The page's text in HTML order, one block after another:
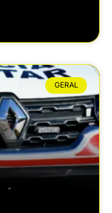
GERAL